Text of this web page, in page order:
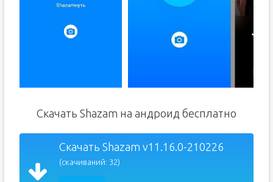
Скачать Shazam на андроид бесплатно
Скачать Shazam v11.16.0-210226
(скачиваний: 32)